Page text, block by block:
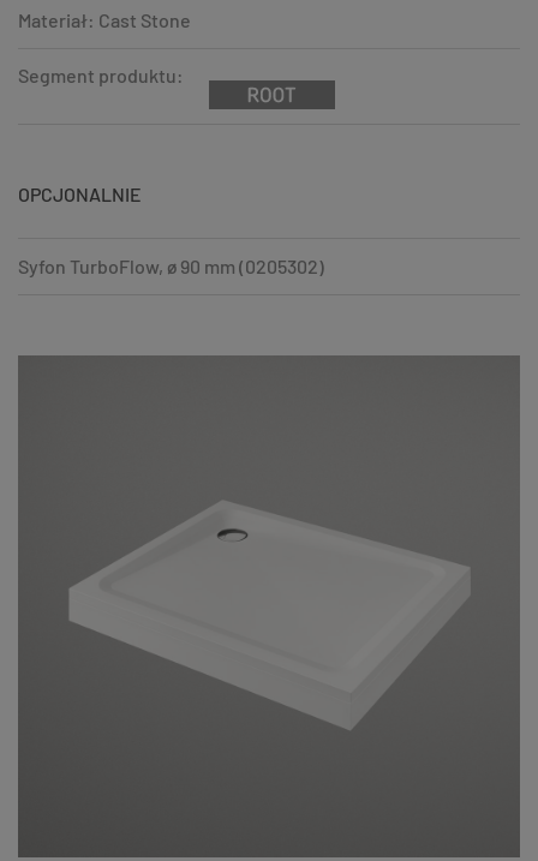
Materiał: Cast Stone
Segment produktu:
OPCJONALNIE
Syfon TurboFlow, ø 90 mm (0205302)